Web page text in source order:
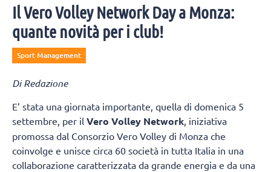
Il Vero Volley Network Day a Monza:
quante novità per i club!
Sport Management
Di Redazione
E’ stata una giornata importante, quella di domenica 5
settembre, per il Vero Volley Network , iniziativa
promossa dal Consorzio Vero Volley di Monza che
coinvolge e unisce circa 60 società in tutta Italia in una
collaborazione caratterizzata da grande energia e da una